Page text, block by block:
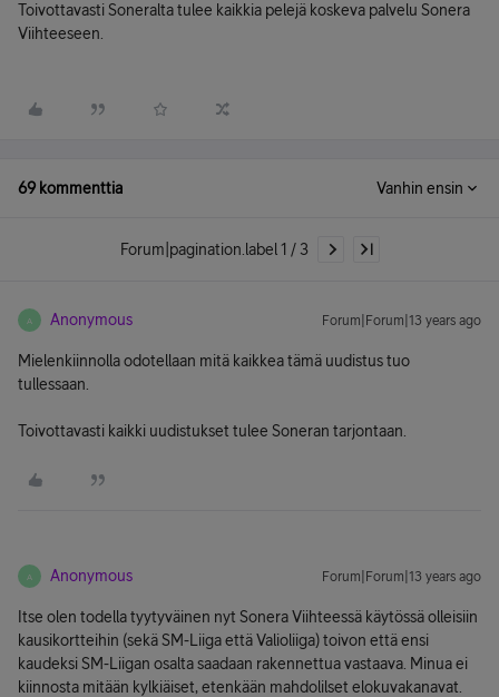
Toivottavasti Soneralta tulee kaikkia pelejä koskeva palvelu Sonera
Viihteeseen.
69 kommenttia Vanhin ensin
Forum|pagination.label 1 / 3
A Anonymous Forum|Forum|13 years ago
Mielenkiinnolla odotellaan mitä kaikkea tämä uudistus tuo
tullessaan.
Toivottavasti kaikki uudistukset tulee Soneran tarjontaan.
A Anonymous Forum|Forum|13 years ago
Itse olen todella tyytyväinen nyt Sonera Viihteessä käytössä olleisiin
kausikortteihin (sekä SM-Liiga että Valioliiga) toivon että ensi
kaudeksi SM-Liigan osalta saadaan rakennettua vastaava. Minua ei
kiinnosta mitään kylkiäiset, etenkään mahdolilset elokuvakanavat.